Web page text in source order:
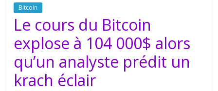
Bitcoin
Le cours du Bitcoin
explose à 104 000$ alors
qu’un analyste prédit un
krach éclair